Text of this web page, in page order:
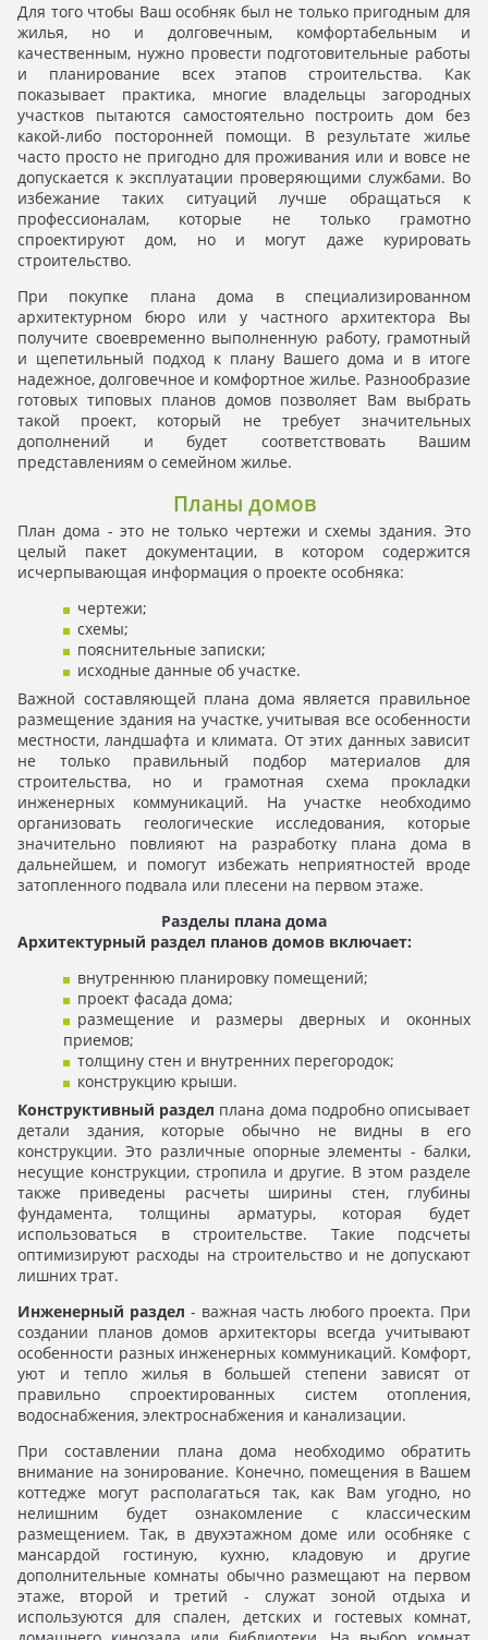
Для того чтобы Ваш особняк был не только пригодным для
жилья, но и долговечным, комфортабельным и
качественным, нужно провести подготовительные работы
и планирование всех этапов строительства. Как
показывает практика, многие владельцы загородных
участков пытаются самостоятельно построить дом без
какой-либо посторонней помощи. В результате жилье
часто просто не пригодно для проживания или и вовсе не
допускается к эксплуатации проверяющими службами. Во
избежание таких ситуаций лучше обращаться к
профессионалам, которые не только грамотно
спроектируют дом, но и могут даже курировать
строительство.
При покупке плана дома в специализированном
архитектурном бюро или у частного архитектора Вы
получите своевременно выполненную работу, грамотный
и щепетильный подход к плану Вашего дома и в итоге
надежное, долговечное и комфортное жилье. Разнообразие
готовых типовых планов домов позволяет Вам выбрать
такой проект, который не требует значительных
дополнений и будет соответствовать Вашим
представлениям о семейном жилье.
Планы домов
План дома - это не только чертежи и схемы здания. Это
целый пакет документации, в котором содержится
исчерпывающая информация о проекте особняка:
чертежи;
схемы;
пояснительные записки;
исходные данные об участке.
Важной составляющей плана дома является правильное
размещение здания на участке, учитывая все особенности
местности, ландшафта и климата. От этих данных зависит
не только правильный подбор материалов для
строительства, но и грамотная схема прокладки
инженерных коммуникаций. На участке необходимо
организовать геологические исследования, которые
значительно повлияют на разработку плана дома в
дальнейшем, и помогут избежать неприятностей вроде
затопленного подвала или плесени на первом этаже.
Разделы плана дома
Архитектурный раздел планов домов включает:
внутреннюю планировку помещений;
проект фасада дома;
размещение и размеры дверных и оконных
приемов;
толщину стен и внутренних перегородок;
конструкцию крыши.
Конструктивный раздел плана дома подробно описывает
детали здания, которые обычно не видны в его
конструкции. Это различные опорные элементы - балки,
несущие конструкции, стропила и другие. В этом разделе
также приведены расчеты ширины стен, глубины
фундамента, толщины арматуры, которая будет
использоваться в строительстве. Такие подсчеты
оптимизируют расходы на строительство и не допускают
лишних трат.
Инженерный раздел - важная часть любого проекта. При
создании планов домов архитекторы всегда учитывают
особенности разных инженерных коммуникаций. Комфорт,
уют и тепло жилья в большей степени зависят от
правильно спроектированных систем отопления,
водоснабжения, электроснабжения и канализации.
При составлении плана дома необходимо обратить
внимание на зонирование. Конечно, помещения в Вашем
коттедже могут располагаться так, как Вам угодно, но
нелишним будет ознакомление с классическим
размещением. Так, в двухэтажном доме или особняке с
мансардой гостиную, кухню, кладовую и другие
дополнительные комнаты обычно размещают на первом
этаже, второй и третий - служат зоной отдыха и
используются для спален, детских и гостевых комнат,